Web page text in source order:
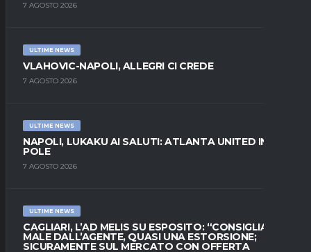
7 AGOSTO 2026
ULTIME NEWS
VLAHOVIC-NAPOLI, ALLEGRI CI CREDE
7 AGOSTO 2026
ULTIME NEWS
NAPOLI, LUKAKU AI SALUTI: ATLANTA UNITED IN
POLE
7 AGOSTO 2026
ULTIME NEWS
CAGLIARI, L’AD MELIS SU ESPOSITO: “CONSIGLIATO
MALE DALL’AGENTE, QUASI UNA ESTORSIONE;
SICURAMENTE SUL MERCATO CON OFFERTA